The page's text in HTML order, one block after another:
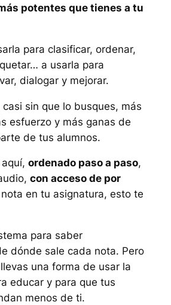
potentes que tienes a tu
para clasificar, ordenar,
a usarla para
dialogar y mejorar.
sin que lo busques, más
esfuerzo y más ganas de
de tus alumnos.
ordenado paso a paso,
con acceso de por
en tu asignatura, esto te
para saber
dónde sale cada nota. Pero
una forma de usar la
educar y para que tus
menos de ti.